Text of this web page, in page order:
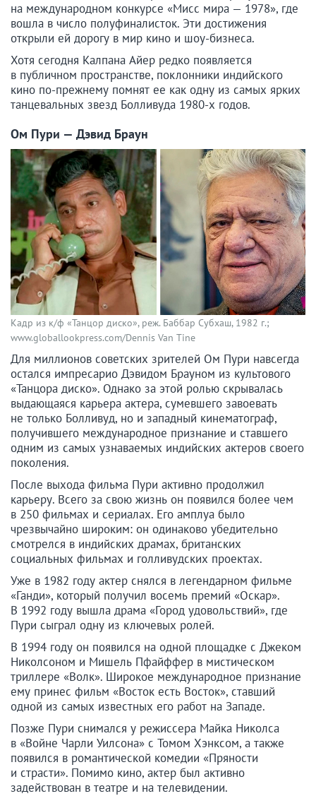
на международном конкурсе «Мисс мира — 1978», где
вошла в число полуфиналисток. Эти достижения
открыли ей дорогу в мир кино и шоу-бизнеса.
Хотя сегодня Калпана Айер редко появляется
в публичном пространстве, поклонники индийского
кино по-прежнему помнят ее как одну из самых ярких
танцевальных звезд Болливуда 1980-х годов.
Ом Пури — Дэвид Браун
Кадр из к/ф «Танцор диско», реж. Баббар Субхаш, 1982 г.;
www.globallookpress.com/Dennis Van Tine
Для миллионов советских зрителей Ом Пури навсегда
остался импресарио Дэвидом Брауном из культового
«Танцора диско». Однако за этой ролью скрывалась
выдающаяся карьера актера, сумевшего завоевать
не только Болливуд, но и западный кинематограф,
получившего международное признание и ставшего
одним из самых узнаваемых индийских актеров своего
поколения.
После выхода фильма Пури активно продолжил
карьеру. Всего за свою жизнь он появился более чем
в 250 фильмах и сериалах. Его амплуа было
чрезвычайно широким: он одинаково убедительно
смотрелся в индийских драмах, британских
социальных фильмах и голливудских проектах.
Уже в 1982 году актер снялся в легендарном фильме
«Ганди», который получил восемь премий «Оскар».
В 1992 году вышла драма «Город удовольствий», где
Пури сыграл одну из ключевых ролей.
В 1994 году он появился на одной площадке с Джеком
Николсоном и Мишель Пфайффер в мистическом
триллере «Волк». Широкое международное признание
ему принес фильм «Восток есть Восток», ставший
одной из самых известных его работ на Западе.
Позже Пури снимался у режиссера Майка Николса
в «Войне Чарли Уилсона» с Томом Хэнксом, а также
появился в романтической комедии «Пряности
и страсти». Помимо кино, актер был активно
задействован в театре и на телевидении.